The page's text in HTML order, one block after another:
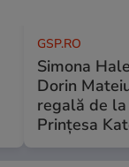
GSP.RO
Simona
Dorin
regală de
Prințesa